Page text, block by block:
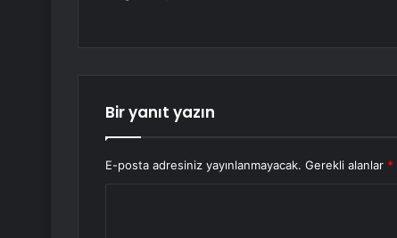
Bir yanıt yazın
E-posta adresiniz yayınlanmayacak. Gerekli alanlar *